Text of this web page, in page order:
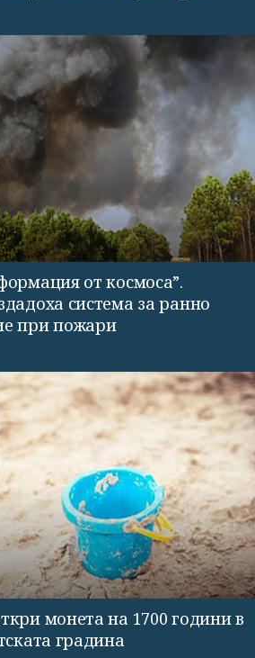
от космоса”.
система за ранно
при пожари
монета на 1700 години в
градина